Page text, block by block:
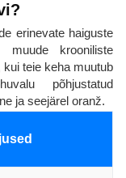
erinevate haiguste
muude krooniliste
teie keha muutub
põhjustatud
ja seejärel oranž.